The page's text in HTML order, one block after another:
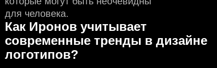
для человека.
Как Иронов учитывает
современные тренды в дизайне
логотипов?